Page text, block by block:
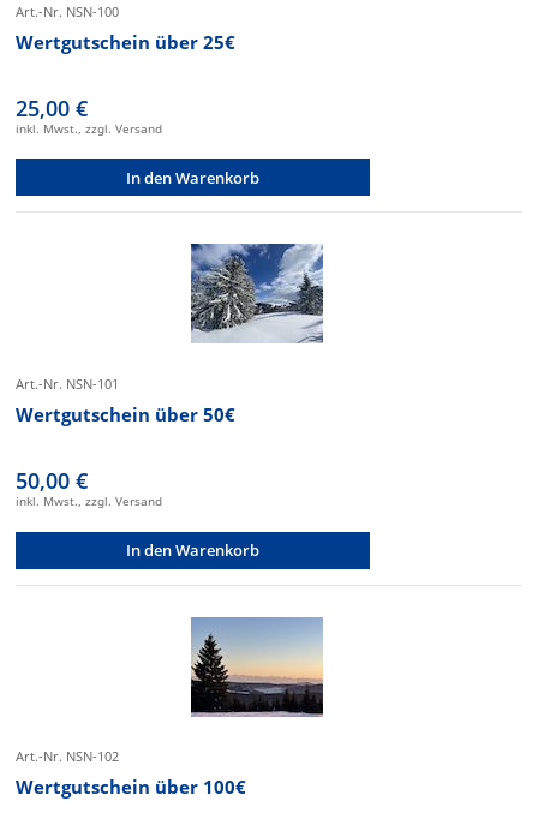
Art.-Nr. NSN-100
Wertgutschein über 25€
25,00 €
inkl. Mwst., zzgl. Versand
In den Warenkorb
Art.-Nr. NSN-101
Wertgutschein über 50€
50,00 €
inkl. Mwst., zzgl. Versand
In den Warenkorb
Art.-Nr. NSN-102
Wertgutschein über 100€